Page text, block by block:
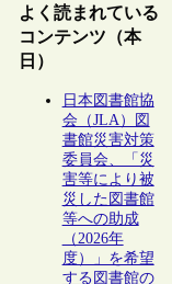
よく読まれている
コンテンツ（本
日）
日本図書館協
会（JLA）図
書館災害対策
委員会、「災
害等により被
災した図書館
等への助成
（2026年
度）」を希望
する図書館の